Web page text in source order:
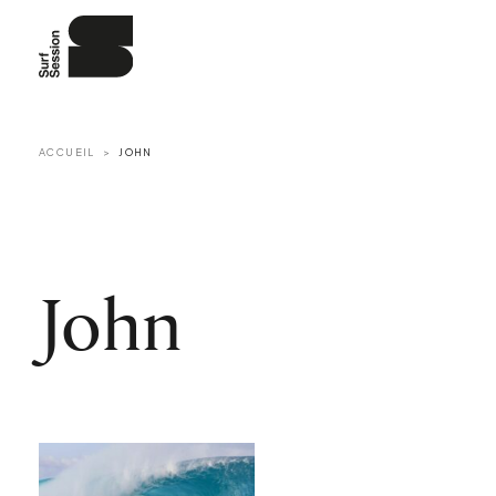
ACCUEIL JOHN
John